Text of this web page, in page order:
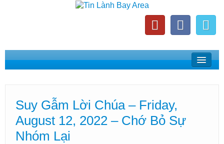
Home
Phát Thanh Tin Lành Bay Area
Các Hội Thánh Bắc California
Suy Gẫm Lời Chúa – Friday,
August 12, 2022 – Chớ Bỏ Sự
Nhóm Lại